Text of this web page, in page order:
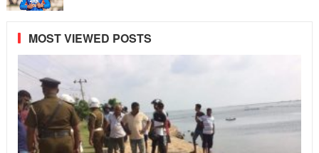
MOST VIEWED POSTS